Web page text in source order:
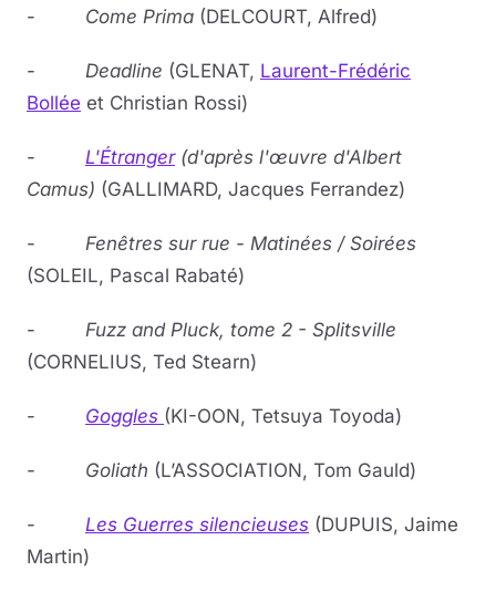
- Come Prima (DELCOURT, Alfred)
- Deadline (GLENAT, Laurent-Frédéric
Bollée et Christian Rossi)
- L'Étranger(d'après l'œuvre d'Albert
Camus) (GALLIMARD, Jacques Ferrandez)
- Fenêtres sur rue - Matinées / Soirées
(SOLEIL, Pascal Rabaté)
- Fuzz and Pluck, tome 2 - Splitsville
(CORNELIUS, Ted Stearn)
- Goggles (KI-OON, Tetsuya Toyoda)
- Goliath (L’ASSOCIATION, Tom Gauld)
- Les Guerres silencieuses (DUPUIS, Jaime
Martin)